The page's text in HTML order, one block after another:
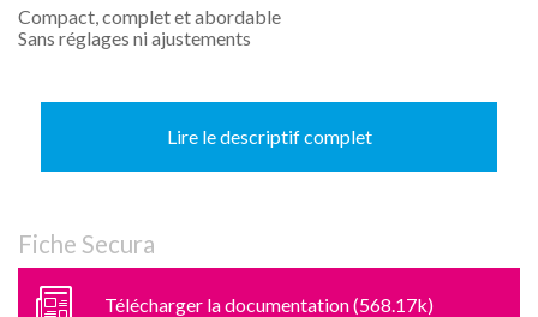
Compact, complet et abordable
Sans réglages ni ajustements
Lire le descriptif complet
Fiche Secura
Télécharger la documentation (568.17k)